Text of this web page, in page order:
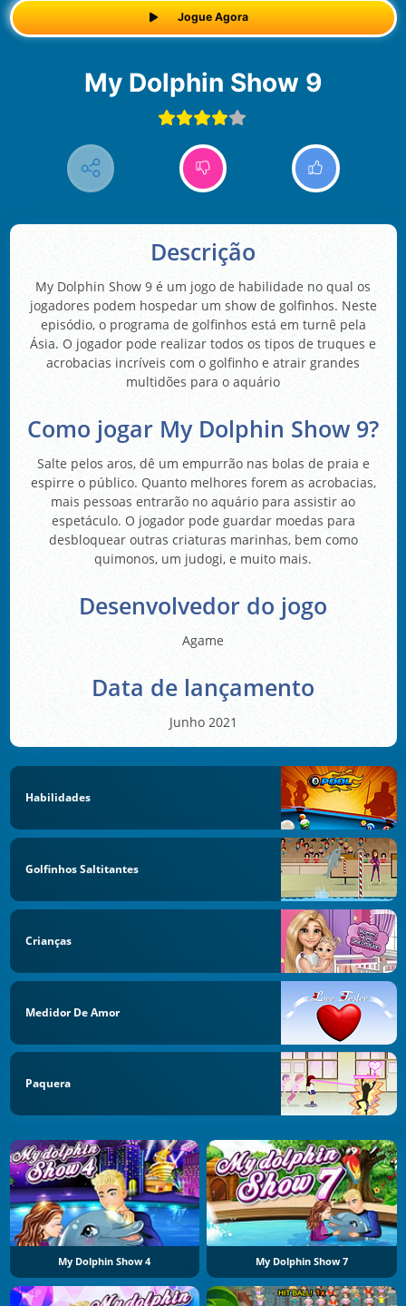
Jogue Agora
My Dolphin Show 9
Descrição
My Dolphin Show 9 é um jogo de habilidade no qual os
jogadores podem hospedar um show de golfinhos. Neste
episódio, o programa de golfinhos está em turnê pela
Ásia. O jogador pode realizar todos os tipos de truques e
acrobacias incríveis com o golfinho e atrair grandes
multidões para o aquário
Como jogar My Dolphin Show 9?
Salte pelos aros, dê um empurrão nas bolas de praia e
espirre o público. Quanto melhores forem as acrobacias,
mais pessoas entrarão no aquário para assistir ao
espetáculo. O jogador pode guardar moedas para
desbloquear outras criaturas marinhas, bem como
quimonos, um judogi, e muito mais.
Desenvolvedor do jogo
Agame
Data de lançamento
Junho 2021
Habilidades
Golfinhos Saltitantes
Crianças
Medidor De Amor
Paquera
My Dolphin Show 4 My Dolphin Show 7